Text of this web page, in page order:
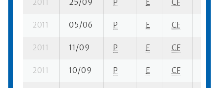
2011 25/09 P E CF
2011 05/06 P E CF
2011 11/09 P E CF
2011 10/09 P E CF